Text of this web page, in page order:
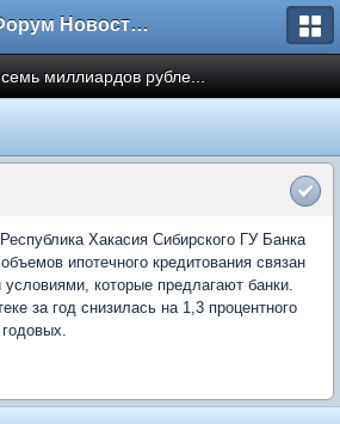
Форум Новостройки
миллиардов рубле...
Хакасия Сибирского ГУ Банка
ипотечного кредитования связан
которые предлагают банки.
за год снизилась на 1,3 процентного